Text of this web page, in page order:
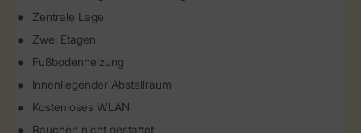
Zentrale Lage
Zwei Etagen
Fußbodenheizung
Innenliegender Abstellraum
Kostenloses WLAN
Rauchen nicht gestattet